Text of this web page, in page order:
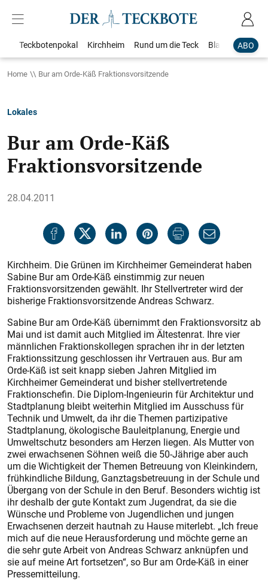
ABO
Teckbotenpokal Kirchheim Rund um die Teck Blaulicht
Home Bur am Orde-Käß Fraktionsvorsitzende
Lokales
Bur am Orde-Käß
Fraktionsvorsitzende
28.04.2011
Kirchheim. Die Grünen im Kirchheimer Gemeinderat haben
Sabine Bur am Orde-Käß einstimmig zur neuen
Fraktionsvorsitzenden gewählt. Ihr Stellvertreter wird der
bisherige Fraktionsvorsitzende Andreas Schwarz.
Sabine Bur am Orde-Käß übernimmt den Fraktionsvorsitz ab
Mai und ist damit auch Mitglied im Ältestenrat. Ihre vier
männlichen Fraktionskollegen sprachen ihr in der letzten
Fraktionssitzung geschlossen ihr Vertrauen aus. Bur am
Orde-Käß ist seit knapp sieben Jahren Mitglied im
Kirchheimer Gemeinderat und bisher stellvertretende
Fraktionschefin. Die Diplom-Ingenieurin für Architektur und
Stadtplanung bleibt weiterhin Mitglied im Ausschuss für
Technik und Umwelt, da ihr die Themen partizipative
Stadtplanung, ökologische Bauleitplanung, Energie und
Umweltschutz besonders am Herzen liegen. Als Mutter von
zwei erwachsenen Söhnen weiß die 50-Jährige aber auch
um die Wichtigkeit der Themen Betreuung von Kleinkindern,
frühkindliche Bildung, Ganztagsbetreuung in der Schule und
Übergang von der Schule in den Beruf. Besonders wichtig ist
ihr deshalb der gute Kontakt zum Jugendrat, da sie die
Wünsche und Probleme von Jugendlichen und jungen
Erwachsenen derzeit hautnah zu Hause miterlebt. „Ich freue
mich auf die neue Herausforderung und möchte gerne an
die sehr gute Arbeit von Andreas Schwarz anknüpfen und
sie auf meine Art fortsetzen“, so Bur am Orde-Käß in einer
Pressemitteilung.